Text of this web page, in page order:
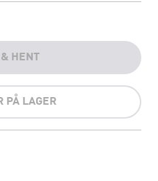
HENT
PÅ LAGER